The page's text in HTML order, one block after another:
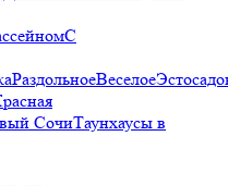
С
РаздольноеВеселое
СочиТаунхаусы в